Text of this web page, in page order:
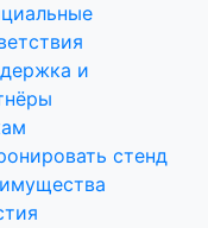
и
стенд